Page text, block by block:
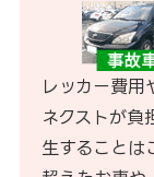
レッカー費用
ネクストが負
生することは